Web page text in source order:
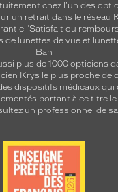
chez l'un des
un retrait dans le réseau
"Satisfait ou
de lunettes de vue et
Ban
plus de 1000 opticiens
Krys le plus proche de
dispositifs médicaux
portant à ce titre le
un professionnel de